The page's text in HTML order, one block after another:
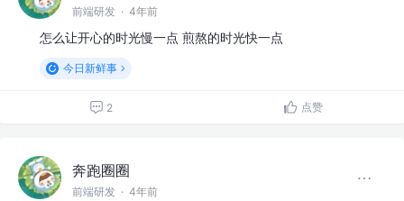
前端研发 · 4年前
怎么让开心的时光慢一点 煎熬的时光快一点
今日新鲜事
2 点赞
奔跑圈圈
前端研发 · 4年前